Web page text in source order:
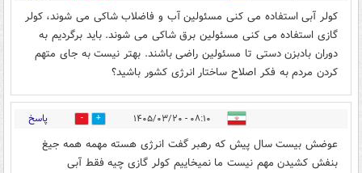
کولر آبی استفاده می کنی مسئولین آب و فاضلاب شاکی می شوند، کولر
گازی استفاده می کنی مسئولین برق شاکی می شوند. باید برگردیم به
دوران بادبزن دستی تا مسئولین راضی باشند. بهتر نیست به جای متهم
کردن مردم به فکر اصلاح ساختار انرژی کشور باشید؟
۰۸:۱۰ - ۱۴۰۵/۰۳/۲۰ 3 پاسخ
عوضش بیست سال پیش که رهبر گفت انرژی هسته مهمه همه جیغ
بنفش کشیدن مهم نیست ما نمیخاییم کولر گازی چیه فقط آبی